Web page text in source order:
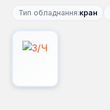
Тип обладнання:кран